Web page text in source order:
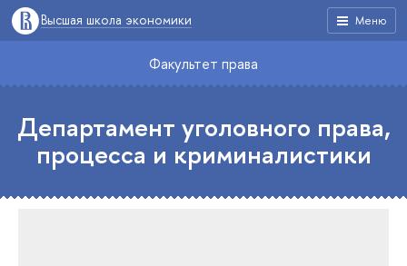
Меню
Высшая школа экономики
Факультет права
Департамент уголовного права,
процесса и криминалистики